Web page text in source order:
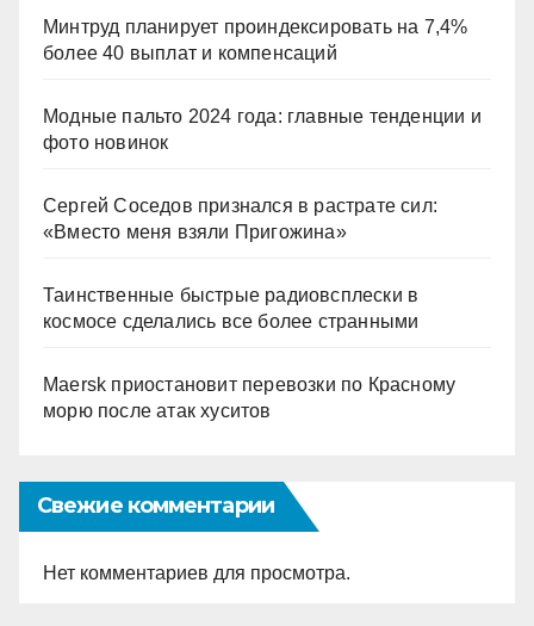
Минтруд планирует проиндексировать на 7,4%
более 40 выплат и компенсаций
Модные пальто 2024 года: главные тенденции и
фото новинок
Сергей Соседов признался в растрате сил:
«Вместо меня взяли Пригожина»
Таинственные быстрые радиовсплески в
космосе сделались все более странными
Maersk приостановит перевозки по Красному
морю после атак хуситов
Свежие комментарии
Нет комментариев для просмотра.